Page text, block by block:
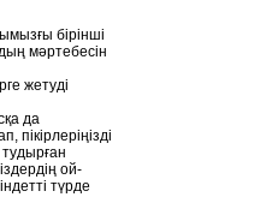
бірінші
мəртебесін
жетуді
да
тудырған
ой-
түрде